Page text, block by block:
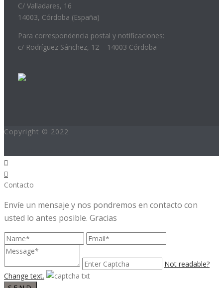
C/ Valladares, 16
14003, Córdoba (España)
Para correspondencia postal y notificaciones:
c/ Rodríguez Sánchez, 12 – 14003 Córdoba
Copyright © 2022
Contacto
Envíe un mensaje y nos pondremos en contacto con
usted lo antes posible. Gracias
Not readable?
Change text.